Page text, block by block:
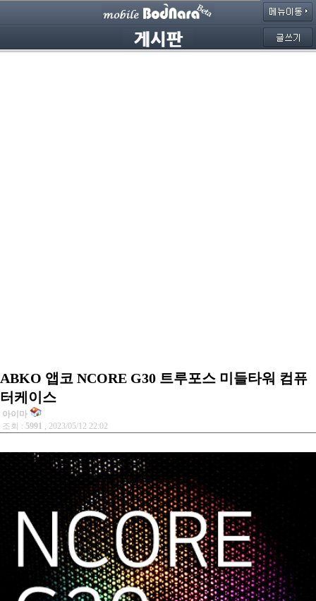
ABKO 앱코 NCORE G30 트루포스 미들타워 컴퓨
터케이스
아이마
조회 : 5991 , 2023/05/12 22:02